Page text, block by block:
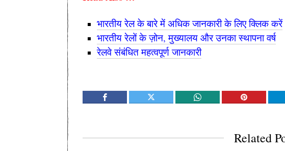
भारतीय रेल के बारे में अधिक जानकारी के लिए क्लिक करें
भारतीय रेलों के ज़ोन, मुख्यालय और उनका स्थापना वर्ष
रेलवे संबंधित महत्वपूर्ण जानकारी
Related